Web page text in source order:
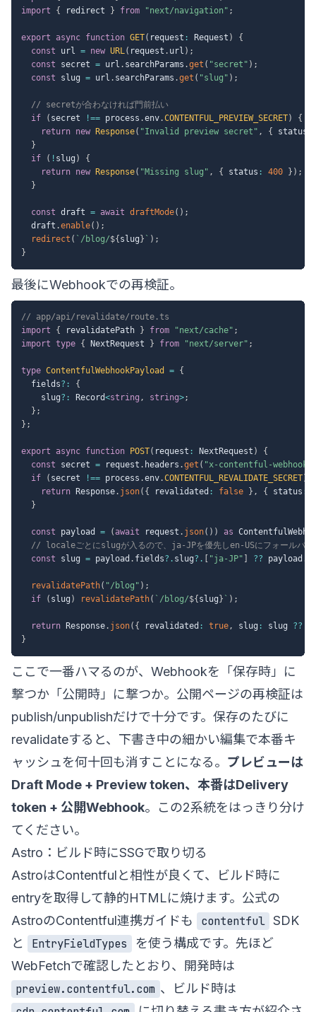
import
{ redirect } from "next/navigation" ;
export async function GET( request : Request )
{
const url = new URL( request . url ) ;
const secret = url . searchParams .get ( "secret" ) ;
const slug = url . searchParams .get ( "slug" ) ;
// secretが合わなければ門前払い
if
( secret !== process .env.CONTENTFUL_PREVIEW_SECRET)
{
return new Response( "Invalid preview secret" , { status
}
if
( ! slug )
{
return new Response( "Missing slug" , { status : 400 } ) ;
}
const draft = await draftMode( ) ;
  draft
.enable( ) ;
redirect ( ` /blog/${ slug } ` ) ;
}
最後にWebhookでの再検証。
// app/api/revalidate/route.ts
import
{ revalidatePath } from "next/cache" ;
import type { NextRequest } from "next/server" ;
type ContentfulWebhookPayload = {
  fields
? :
{
    slug
? : Record<string , string>;
} ;
} ;
export async function POST( request : NextRequest )
{
const secret = request . headers .get ( "x-contentful-
if
( secret !== process .env.CONTENTFUL_REVALIDATE_SECRET)
return Response. json( { revalidated : false } , { status
}
const payload = ( await request . json( ) ) as
// localeごとにslugが入るので、ja-JPを優先しen-USにフォールバッ
const slug = payload . fields?. slug?. "ja-JP" ?? payload .
revalidatePath( "/blog" ) ;
if
( slug ) revalidatePath( ` /blog/${ slug } ` ) ;
return Response. json( { revalidated : true, slug : slug ??
}
ここで一番ハマるのが、Webhookを「保存時」に
撃つか「公開時」に撃つか。公開ページの再検証は
publish/unpublishだけで十分です。保存のたびに
revalidateすると、下書き中の細かい編集で本番キ
ャッシュを何十回も消すことになる。 プレビューは
Draft Mode + Preview token、本番はDelivery
token + 公開Webhook。この2系統をはっきり分け
てください。
Astro：ビルド時にSSGで取り切る
AstroはContentfulと相性が良くて、ビルド時に
entryを取得して静的HTMLに焼けます。公式の
AstroのContentful連携ガイドも contentful SDK
と
EntryFieldTypes
を使う構成です。先ほど
WebFetchで確認したとおり、開発時は
preview.contentful.com 、ビルド時は